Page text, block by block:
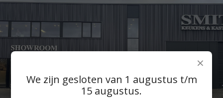
×
We zijn gesloten van 1 augustus t/m
15 augustus.